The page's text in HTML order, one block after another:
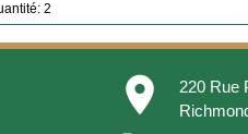
2
place
220 Rue